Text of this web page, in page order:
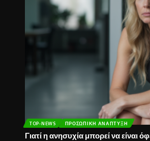
TOP-NEWS ΠΡΟΣΩΠΙΚΉ ΑΝΆΠΤΥΞΗ
Γιατί η ανησυχία μπορεί να είναι